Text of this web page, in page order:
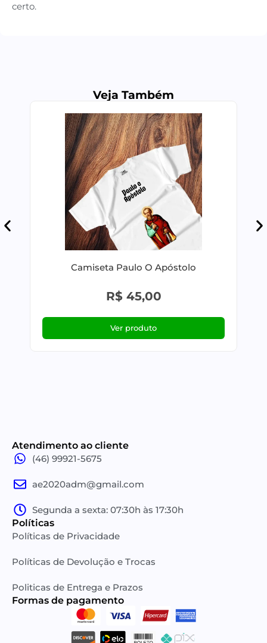
certo.
Veja Também
Camiseta Paulo O Apóstolo
R$45,00
Ver produto
Atendimento ao cliente
(46) 99921-5675
ae2020adm@gmail.com
Segunda a sexta: 07:30h às 17:30h
Políticas
Políticas de Privacidade
Políticas de Devolução e Trocas
Politicas de Entrega e Prazos
Formas de pagamento​